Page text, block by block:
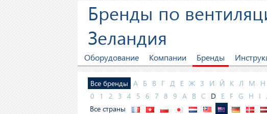
Бренды по
Зеландия
Оборудование Компании Бренды
Все бренды А Б В Г Д Е Ж З И Й К Л М Н
0
1 2 3 4 5 6 7 8 9 A B C D E F G H I
Все страны